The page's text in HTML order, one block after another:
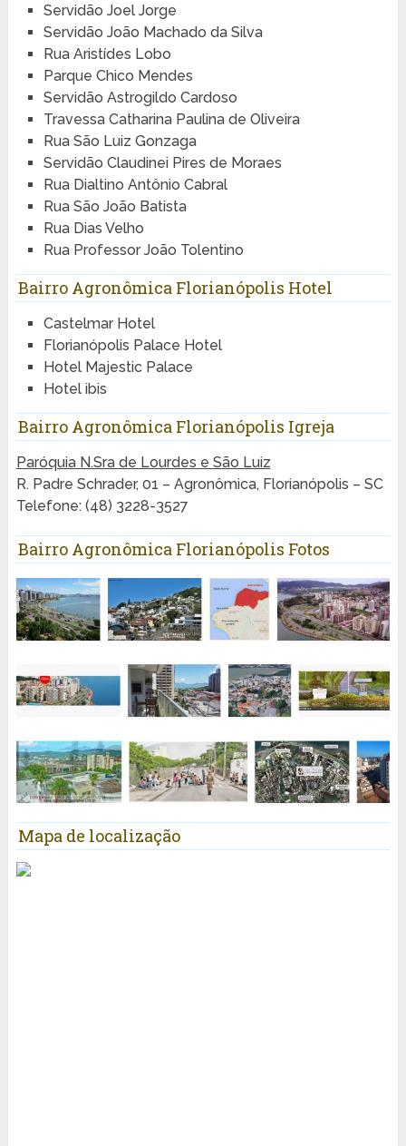
Servidão Joel Jorge
Servidão João Machado da Silva
Rua Aristídes Lobo
Parque Chico Mendes
Servidão Astrogildo Cardoso
Travessa Catharina Paulina de Oliveira
Rua São Luiz Gonzaga
Servidão Claudinei Pires de Moraes
Rua Dialtino Antônio Cabral
Rua São João Batista
Rua Dias Velho
Rua Professor João Tolentino
Bairro Agronômica Florianópolis Hotel
Castelmar Hotel
Florianópolis Palace Hotel
Hotel Majestic Palace
Hotel ibis
Bairro Agronômica Florianópolis Igreja
Paróquia N.Sra de Lourdes e São Luiz
R. Padre Schrader, 01 – Agronômica, Florianópolis – SC
Telefone: (48) 3228-3527
Bairro Agronômica Florianópolis Fotos
Mapa de localização